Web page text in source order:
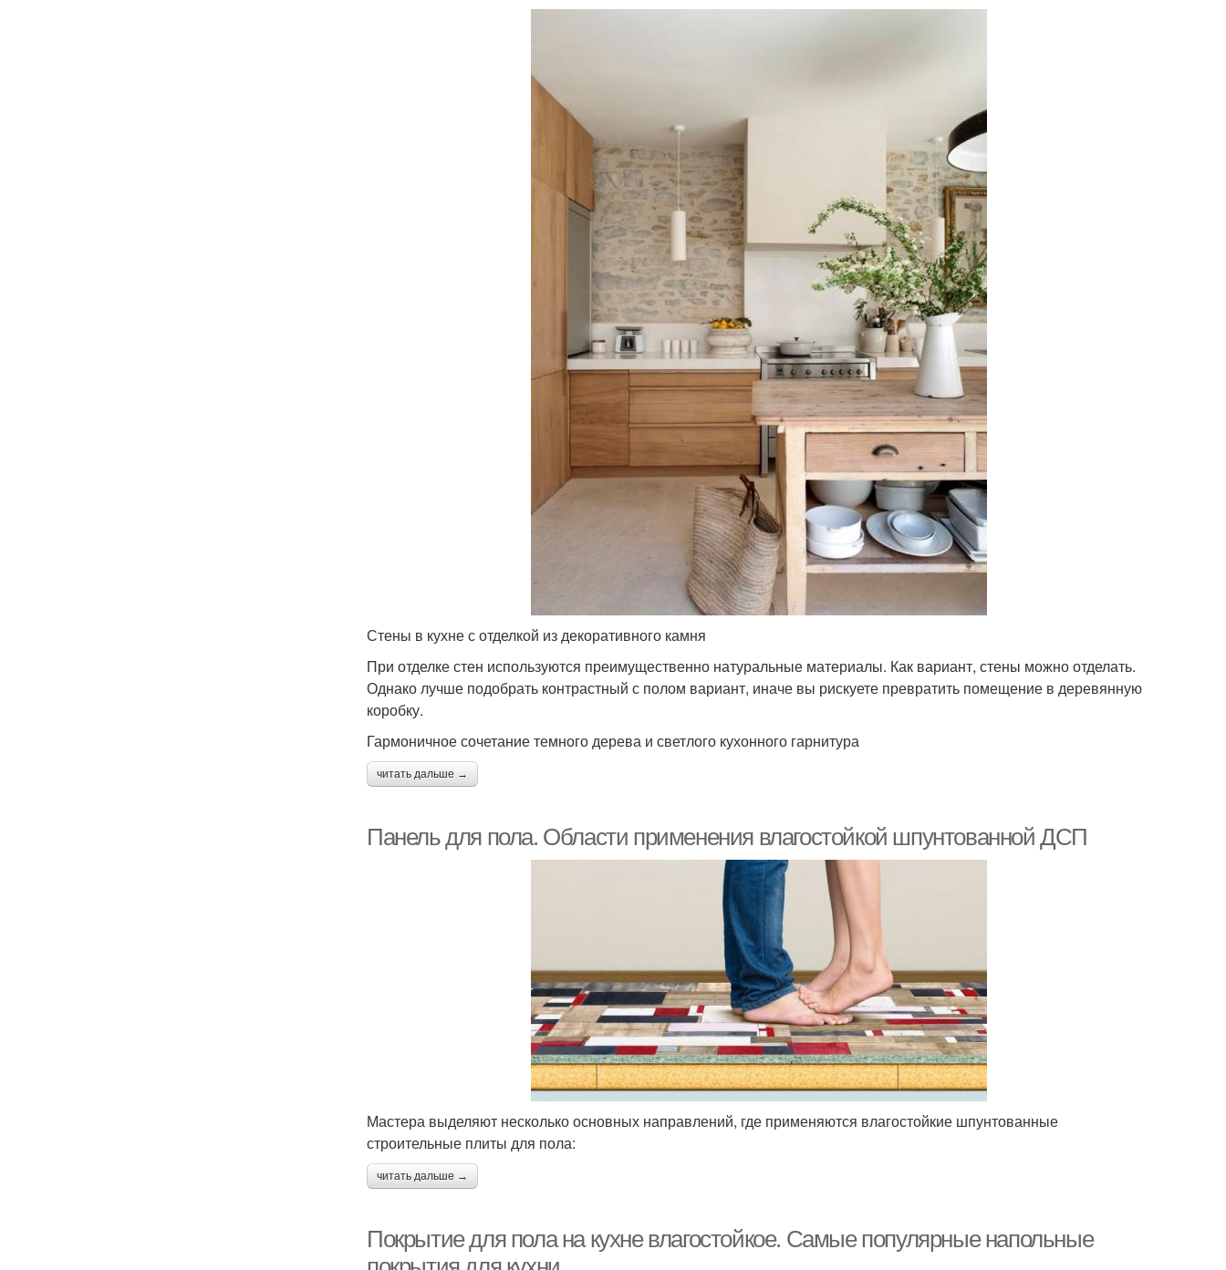
Стены в кухне с отделкой из декоративного камня
При отделке стен используются преимущественно натуральные материалы. Как вариант, стены можно отделать.
Однако лучше подобрать контрастный с полом вариант, иначе вы рискуете превратить помещение в деревянную
коробку.
Гармоничное сочетание темного дерева и светлого кухонного гарнитура
читать дальше →
Панель для пола. Области применения влагостойкой шпунтованной ДСП
Мастера выделяют несколько основных направлений, где применяются влагостойкие шпунтованные
строительные плиты для пола:
читать дальше →
Покрытие для пола на кухне влагостойкое. Самые популярные напольные